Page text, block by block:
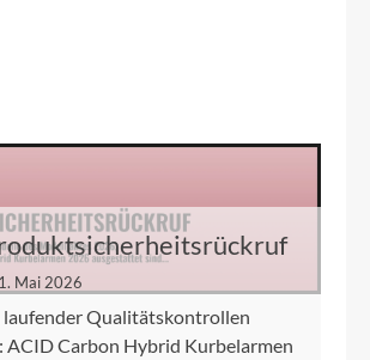
Hybrid Kurbelarme
Mai 2026
laufender Qualitätskontrollen
ACID Carbon Hybrid Kurbelarmen